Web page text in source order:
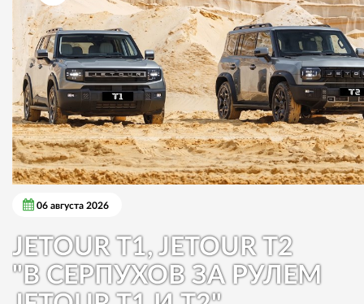
06 августа 2026
JETOUR T1, JETOUR T2
"В СЕРПУХОВ ЗА РУЛЕМ